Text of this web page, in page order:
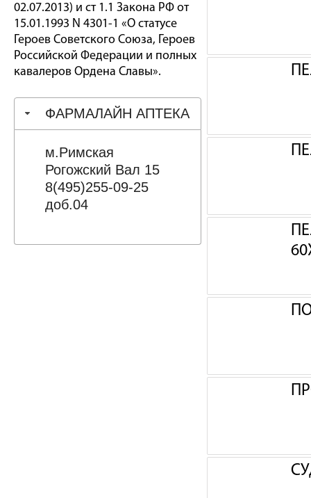
02.07.2013) и ст 1.1 Закона РФ от
15.01.1993 N 4301-1 «О статусе
Героев Советского Союза, Героев
Российской Федерации и полных
кавалеров Ордена Славы».
ФАРМАЛАЙН АПТЕКА
м.Римская
Рогожский Вал 15
8(495)255-09-25
доб.04